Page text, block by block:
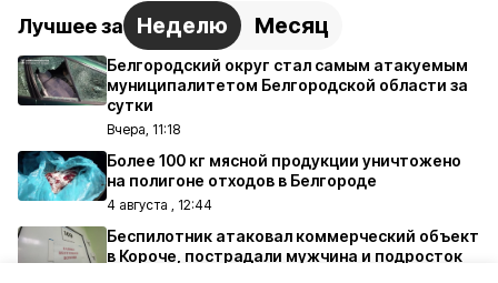
Лучшее за Неделю Месяц
Белгородский округ стал самым атакуемым
муниципалитетом Белгородской области за
сутки
Вчера, 11:18
Более 100 кг мясной продукции уничтожено
на полигоне отходов в Белгороде
4 августа , 12:44
Беспилотник атаковал коммерческий объект
в Короче, пострадали мужчина и подросток